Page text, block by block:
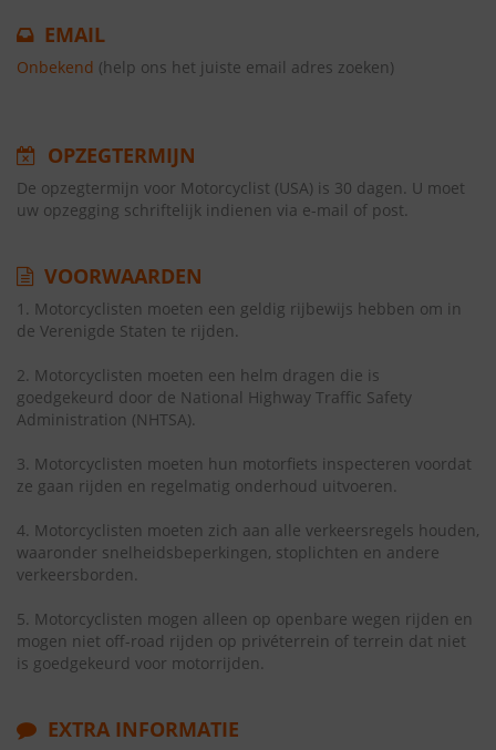
EMAIL
Onbekend (help ons het juiste email adres zoeken)
OPZEGTERMIJN
De opzegtermijn voor Motorcyclist (USA) is 30 dagen. U moet
uw opzegging schriftelijk indienen via e-mail of post.
VOORWAARDEN
1. Motorcyclisten moeten een geldig rijbewijs hebben om in
de Verenigde Staten te rijden.
2. Motorcyclisten moeten een helm dragen die is
goedgekeurd door de National Highway Traffic Safety
Administration (NHTSA).
3. Motorcyclisten moeten hun motorfiets inspecteren voordat
ze gaan rijden en regelmatig onderhoud uitvoeren.
4. Motorcyclisten moeten zich aan alle verkeersregels houden,
waaronder snelheidsbeperkingen, stoplichten en andere
verkeersborden.
5. Motorcyclisten mogen alleen op openbare wegen rijden en
mogen niet off-road rijden op privéterrein of terrein dat niet
is goedgekeurd voor motorrijden.
EXTRA INFORMATIE